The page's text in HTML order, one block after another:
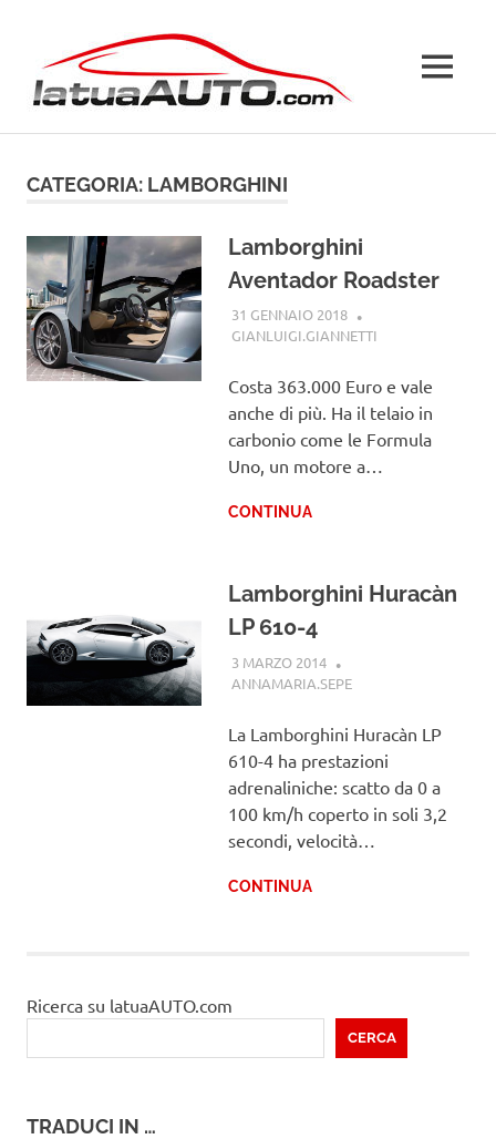
contenuto
MENU
CATEGORIA: LAMBORGHINI
Lamborghini
Aventador Roadster
31 GENNAIO 2018
GIANLUIGI.GIANNETTI
Costa 363.000 Euro e vale
anche di più. Ha il telaio in
carbonio come le Formula
Uno, un motore a…
CONTINUA
Lamborghini Huracàn
LP 610-4
3 MARZO 2014
ANNAMARIA.SEPELAMBORGHINI
La Lamborghini Huracàn LP
610-4 ha prestazioni
adrenaliniche: scatto da 0 a
100 km/h coperto in soli 3,2
secondi, velocità…
CONTINUA
Ricerca su latuaAUTO.com
CERCA
TRADUCI IN …